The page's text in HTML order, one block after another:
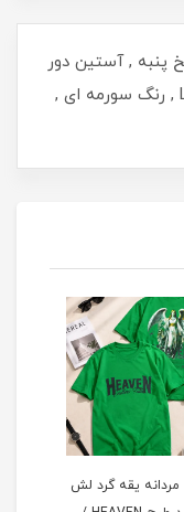
پنبه , آستین دور
کش , یقه گرد , سایزبندی L , XL , XXL , رنگ سورمه ای ,
یقه گرد لش